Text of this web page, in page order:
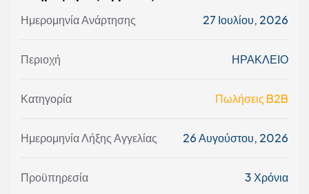
Ημερομηνία Ανάρτησης 27 Ιουλίου, 2026
Περιοχή ΗΡΑΚΛΕΙΟ
Κατηγορία Πωλήσεις B2B
Ημερομηνία Λήξης Αγγελίας 26 Αυγούστου, 2026
Προϋπηρεσία 3 Χρόνια